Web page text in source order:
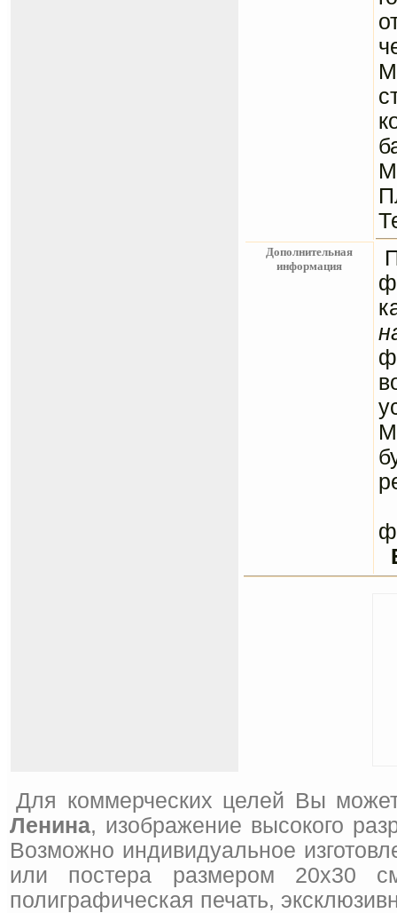
Дополнительная
информация
Для коммерческих целей Вы
Ленина, изображение высокого
Возможно индивидуальное
или постера размером 20x30
полиграфическая печать,